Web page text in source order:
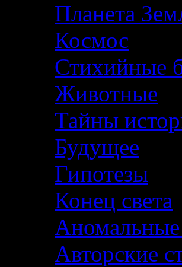
Планета
Космос
Стихийные
Животные
Тайны
Будущее
Гипотезы
Конец света
Аномальные
Авторские